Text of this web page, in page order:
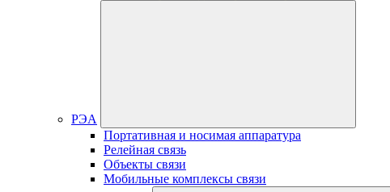
РЭА
Портативная и носимая аппаратура
Релейная связь
Объекты связи
Мобильные комплексы связи